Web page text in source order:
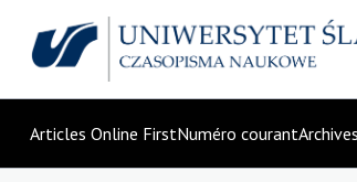
Articles Online FirstNuméro courantArchives